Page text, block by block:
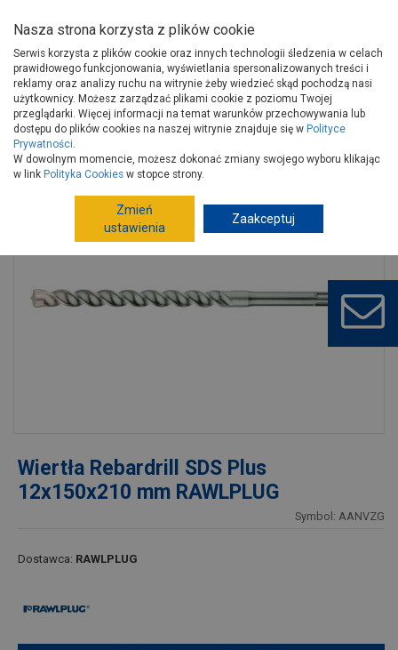
Strona główna Narzędzia
Elektronarzędzia, osprzęt
Akcesoria do elektronarzędzi
Wiertła, dłuta
Wiertła Rebardrill SDS Plus 12x150x210 mm RAWLPLUG
Wiertła Rebardrill SDS Plus
12x150x210 mm RAWLPLUG
Symbol: AANVZG
Dostawca: RAWLPLUG
Nasza strona korzysta z plików cookie
Serwis korzysta z plików cookie oraz innych technologii śledzenia w celach
prawidłowego funkcjonowania, wyświetlania spersonalizowanych treści i
reklamy oraz analizy ruchu na witrynie żeby wiedzieć skąd pochodzą nasi
użytkownicy. Możesz zarządzać plikami cookie z poziomu Twojej
przeglądarki. Więcej informacji na temat warunków przechowywania lub
dostępu do plików cookies na naszej witrynie znajduje się w Polityce
Prywatności.
W dowolnym momencie, możesz dokonać zmiany swojego wyboru klikając
w link Polityka Cookies w stopce strony.
Zmień
ustawienia
Zaakceptuj